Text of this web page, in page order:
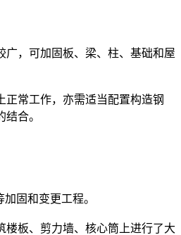
，可加固板、梁、柱、基础和屋
常工作，亦需适当配置构造钢
合。
固和变更工程。
板、剪力墙、核心筒上进行了大